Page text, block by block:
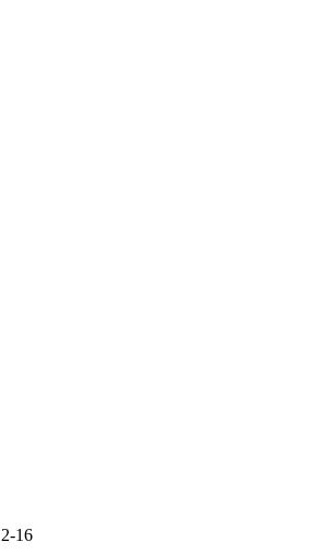
16